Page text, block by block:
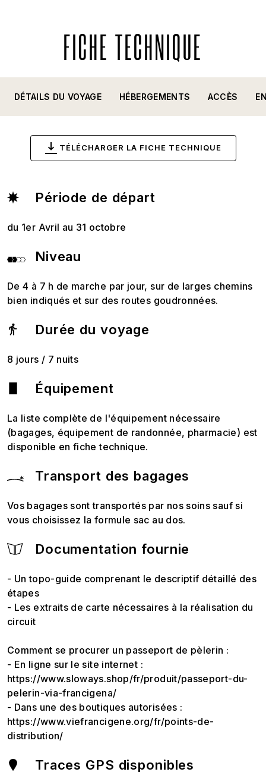
FICHE TECHNIQUE
DÉTAILS DU VOYAGE HÉBERGEMENTS ACCÈS
TÉLÉCHARGER LA FICHE TECHNIQUE
Période de départ
du 1er Avril au 31 octobre
Niveau
De 4 à 7 h de marche par jour, sur de larges chemins
bien indiqués et sur des routes goudronnées.
Durée du voyage
8 jours / 7 nuits
Équipement
La liste complète de l'équipement nécessaire
(bagages, équipement de randonnée, pharmacie) est
disponible en fiche technique.
Transport des bagages
Vos bagages sont transportés par nos soins sauf si
vous choisissez la formule sac au dos.
Documentation fournie
- Un topo-guide comprenant le descriptif détaillé des
étapes
- Les extraits de carte nécessaires à la réalisation du
circuit
Comment se procurer un passeport de pèlerin :
- En ligne sur le site internet :
https://www.sloways.shop/fr/produit/passeport-du-
pelerin-via-francigena/
- Dans une des boutiques autorisées :
https://www.viefrancigene.org/fr/points-de-
distribution/
Traces GPS disponibles